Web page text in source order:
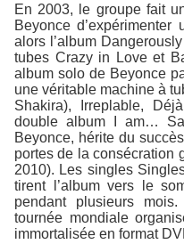
En 2003, le groupe fait
Beyonce
alors l’album
tubes Crazy in Love et
album solo de Beyonce
une véritable machine à
Shakira), Irreplable,
double album I am…
Beyonce, hérite du
portes de la consécration
2010). Les singles
tirent l’album vers le
pendant plusieurs mois.
tournée mondiale
immortalisée en format